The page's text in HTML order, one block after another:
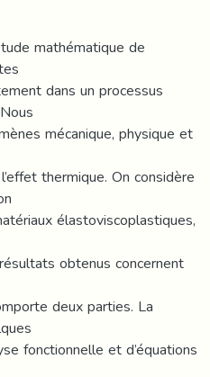
mathématique de
dans un processus
mécanique, physique et
thermique. On considère
élastoviscoplastiques,
obtenus concernent
deux parties. La
fonctionnelle et d’équations